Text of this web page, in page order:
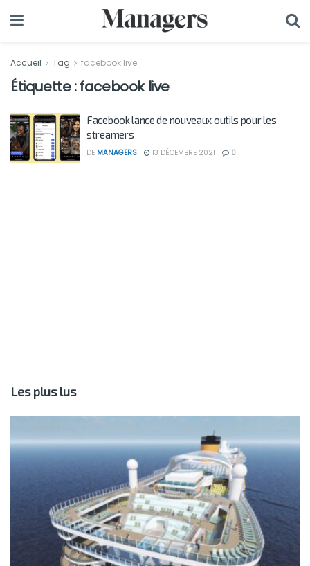
Accueil Tag facebook live
Étiquette :facebook live
Facebook lance de nouveaux outils pour les
streamers
DE MANAGERS 13 DÉCEMBRE 2021 0
Les plus lus